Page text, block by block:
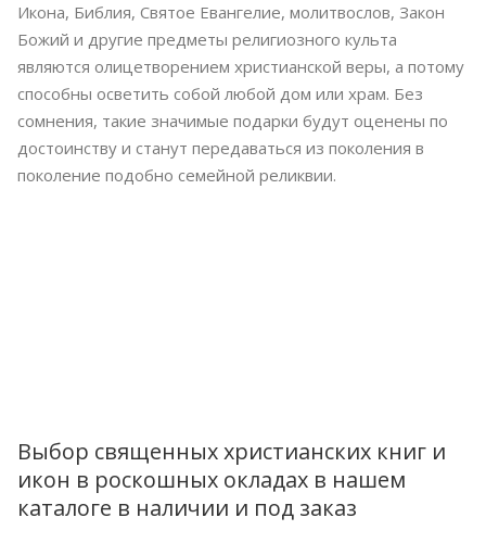
Икона, Библия, Святое Евангелие, молитвослов, Закон
Божий и другие предметы религиозного культа
являются олицетворением христианской веры, а потому
способны осветить собой любой дом или храм. Без
сомнения, такие значимые подарки будут оценены по
достоинству и станут передаваться из поколения в
поколение подобно семейной реликвии.
Выбор священных христианских книг и
икон в роскошных окладах в нашем
каталоге в наличии и под заказ